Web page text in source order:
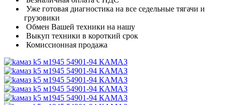
Уже готовая диагностика на все седельные тягачи и
грузовики
Обмен Вашей техники на нашу
Выкуп техники в короткий срок
Комиссионная продажа